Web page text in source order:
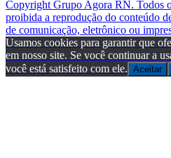
Copyright Grupo Agora RN. Todos
proibida a reprodução do conteúdo
de comunicação, eletrônico ou
Usamos cookies para garantir que
em nosso site. Se você continuar a
você está satisfeito com ele. Aceitar